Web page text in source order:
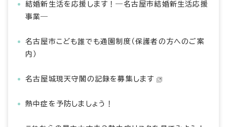
結婚新生活を応援します！―名古屋市結婚新生活応援
事業―
名古屋市こども誰でも通園制度（保護者の方へのご案
内）
名古屋城現天守閣の記録を募集します
熱中症を予防しましょう！